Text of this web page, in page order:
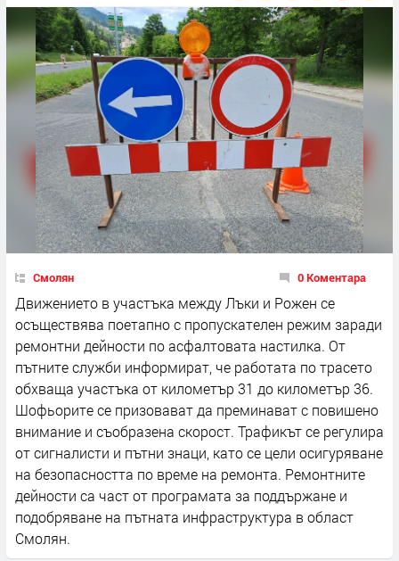
Смолян 0 Коментара
Движението в участъка между Лъки и Рожен се
осъществява поетапно с пропускателен режим заради
ремонтни дейности по асфалтовата настилка. От
пътните служби информират, че работата по трасето
обхваща участъка от километър 31 до километър 36.
Шофьорите се призовават да преминават с повишено
внимание и съобразена скорост. Трафикът се регулира
от сигналисти и пътни знаци, като се цели осигуряване
на безопасността по време на ремонта. Ремонтните
дейности са част от програмата за поддържане и
подобряване на пътната инфраструктура в област
Смолян.